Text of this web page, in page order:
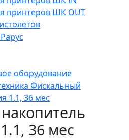
принтеров ШК OUT
оборудование
Фискальный
1.1, 36 мес
36 мес